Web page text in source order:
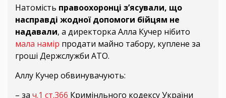
Натомість правоохоронці з’ясували, що
насправді жодної допомоги бійцям не
надавали, а директорка Алла Кучер нібито
мала намір продати майно табору, куплене за
гроші Держслужби АТО.
Аллу Кучер обвинувачують:
– за ч.1 ст.366 Кримінльного кодексу України